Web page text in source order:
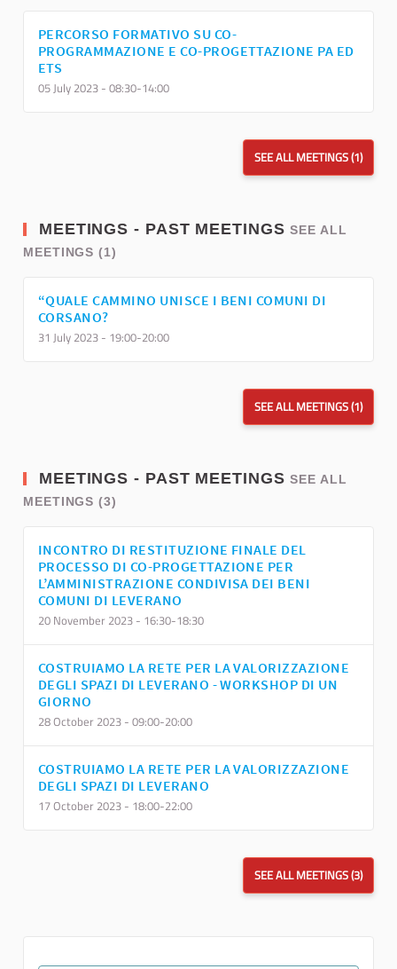
PERCORSO FORMATIVO SU CO-
PROGRAMMAZIONE E CO-PROGETTAZIONE PA ED
ETS
05 July 2023 - 08:30-14:00
SEE ALL MEETINGS (1)
MEETINGS - PAST MEETINGSSEE ALL
MEETINGS (1)
“QUALE CAMMINO UNISCE I BENI COMUNI DI
CORSANO?
31 July 2023 - 19:00-20:00
SEE ALL MEETINGS (1)
MEETINGS - PAST MEETINGSSEE ALL
MEETINGS (3)
INCONTRO DI RESTITUZIONE FINALE DEL
PROCESSO DI CO-PROGETTAZIONE PER
L’AMMINISTRAZIONE CONDIVISA DEI BENI
COMUNI DI LEVERANO
20 November 2023 - 16:30-18:30
COSTRUIAMO LA RETE PER LA VALORIZZAZIONE
DEGLI SPAZI DI LEVERANO - WORKSHOP DI UN
GIORNO
28 October 2023 - 09:00-20:00
COSTRUIAMO LA RETE PER LA VALORIZZAZIONE
DEGLI SPAZI DI LEVERANO
17 October 2023 - 18:00-22:00
SEE ALL MEETINGS (3)